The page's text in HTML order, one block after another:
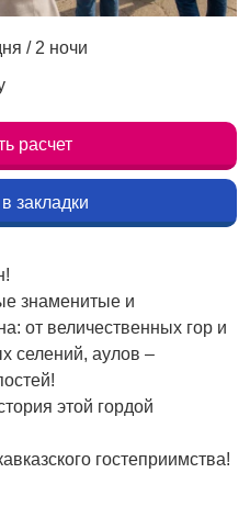
/ 2 ночи
расчет
закладки
знаменитые и
от величественных гор и
селений, аулов –
этой гордой
гостеприимства!